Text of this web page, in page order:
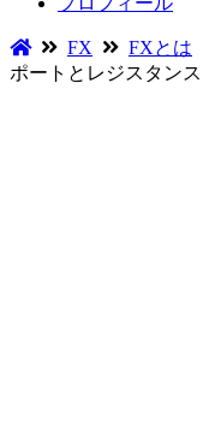
FX FXとは
ポートとレジスタン